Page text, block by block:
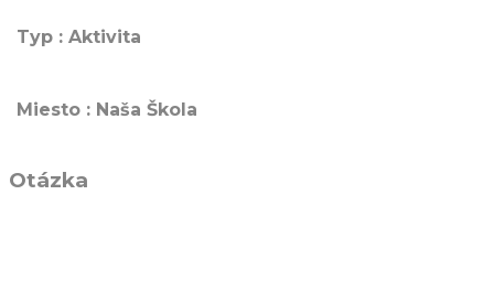
Typ : Aktivita
Miesto : Naša Škola
Otázka